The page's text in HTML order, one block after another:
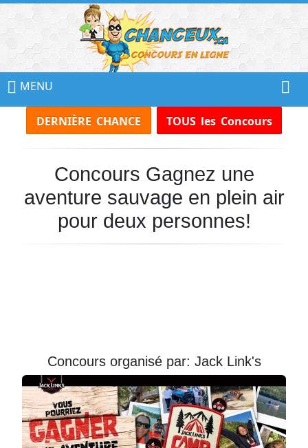
MENU
DERNIÈRE CHANCE TOUS les Concours
Concours Gagnez une
aventure sauvage en plein air
pour deux personnes!
Concours organisé par: Jack Link's
📢
Ne
Manquez
Aucun
Concours!
Inscrivez-
à
Prénom
Courriel
*